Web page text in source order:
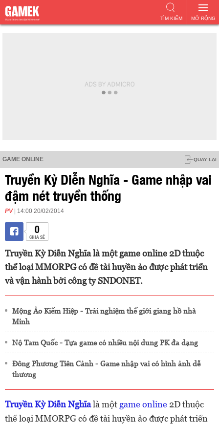
MỞ RỘNG
TÌM KIẾM
GAME ONLINE QUAY LẠI
Truyền Kỳ Diễn Nghĩa - Game nhập vai
đậm nét truyền thống
PV | 14:00 20/02/2014
0
CHIA SẺ
Truyền Kỳ Diễn Nghĩa là một game online 2D thuộc
thể loại MMORPG có đề tài huyền ảo được phát triển
và vận hành bởi công ty SNDONET.
Mộng Ảo Kiếm Hiệp - Trải nghiệm thế giới giang hồ nhà
Minh
Nộ Tam Quốc - Tựa game có nhiều nội dung PK đa dạng
Đông Phương Tiên Cảnh - Game nhập vai có hình ảnh dễ
thương
Truyền Kỳ Diễn Nghĩalà một game online 2D thuộc
thể loại MMORPG có đề tài huyền ảo được phát triển